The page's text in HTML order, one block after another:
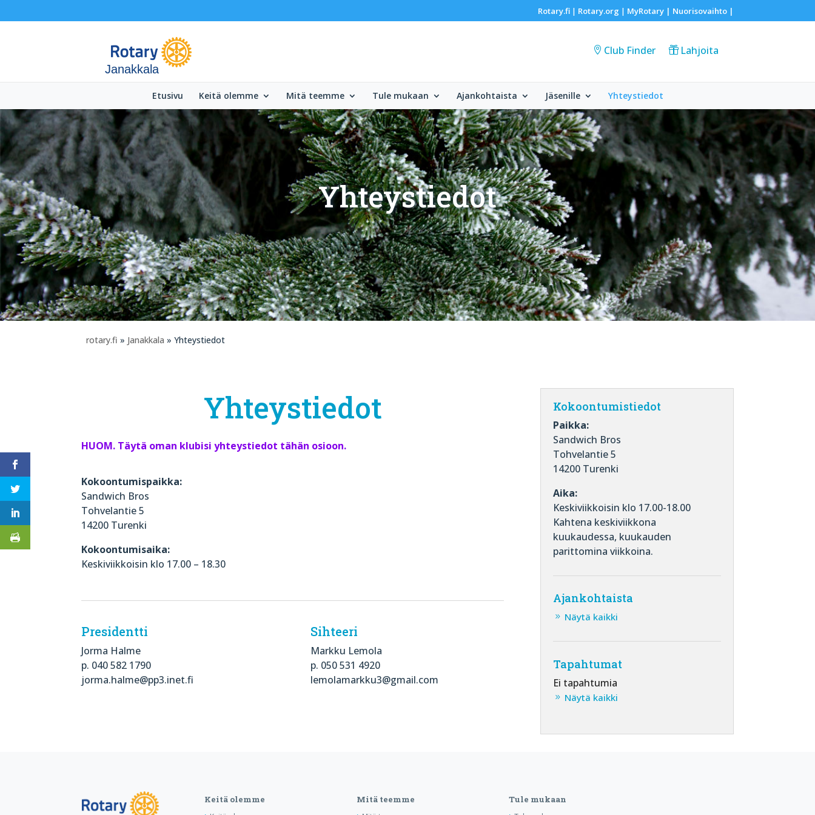
Rotary.fi| Rotary.org | MyRotary | Nuorisovaihto|
Janakkala
Club Finder Lahjoita
Etusivu Keitä olemme Mitä teemme Tule mukaan Ajankohtaista Jäsenille Yhteystiedot
Yhteystiedot
rotary.fi » Janakkala » Yhteystiedot
Yhteystiedot
HUOM. Täytä oman klubisi yhteystiedot tähän osioon.
Kokoontumispaikka:
Sandwich Bros
Tohvelantie 5
14200 Turenki
Kokoontumisaika:
Keskiviikkoisin klo 17.00 – 18.30
Presidentti
Jorma Halme
p. 040 582 1790
jorma.halme@pp3.inet.fi
Sihteeri
Markku Lemola
p. 050 531 4920
lemolamarkku3@gmail.com
Kokoontumistiedot
Paikka:
Sandwich Bros
Tohvelantie 5
14200 Turenki
Aika:
Keskiviikkoisin klo 17.00-18.00
Kahtena keskiviikkona
kuukaudessa, kuukauden
parittomina viikkoina.
Ajankohtaista
Näytä kaikki
Tapahtumat
Ei tapahtumia
Näytä kaikki
Keitä olemme Mitä teemme Tule mukaan